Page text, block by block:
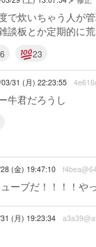
で炊いちゃう人が
談板とか定期的に荒
23
31 (月) 22:23:55
牛君だろうし
(金) 19:47:10
ーブだ！！！！や
(月) 19:23:34